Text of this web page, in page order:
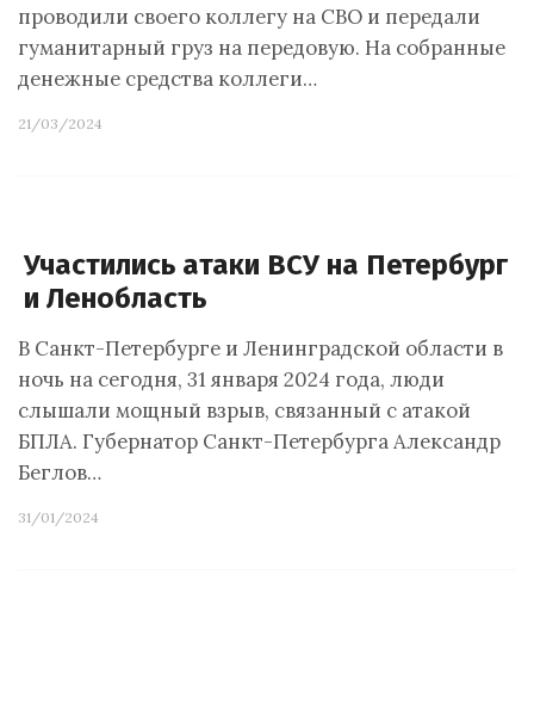
проводили своего коллегу на СВО и передали
гуманитарный груз на передовую. На собранные
денежные средства коллеги…
21/03/2024
Участились атаки ВСУ на Петербург
и Ленобласть
В Санкт-Петербурге и Ленинградской области в
ночь на сегодня, 31 января 2024 года, люди
слышали мощный взрыв, связанный с атакой
БПЛА. Губернатор Санкт-Петербурга Александр
Беглов…
31/01/2024